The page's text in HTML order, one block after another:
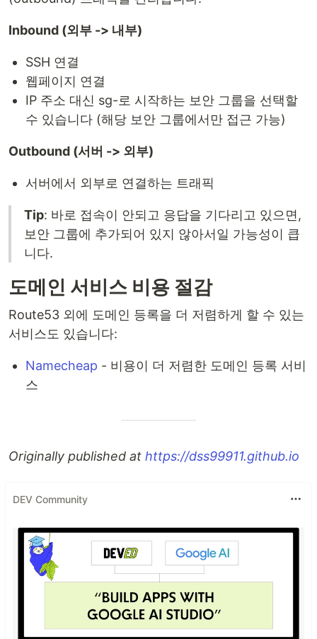
Inbound (외부 -> 내부)
SSH 연결
웹페이지 연결
IP 주소 대신 sg-로 시작하는 보안 그룹을 선택할
수 있습니다 (해당 보안 그룹에서만 접근 가능)
Outbound (서버 -> 외부)
서버에서 외부로 연결하는 트래픽
Tip: 바로 접속이 안되고 응답을 기다리고 있으면,
보안 그룹에 추가되어 있지 않아서일 가능성이 큽
니다.
도메인 서비스 비용 절감
Route53 외에 도메인 등록을 더 저렴하게 할 수 있는
서비스도 있습니다:
Namecheap - 비용이 더 저렴한 도메인 등록 서비
스
Originally published at https://dss99911.github.io
DEV Community